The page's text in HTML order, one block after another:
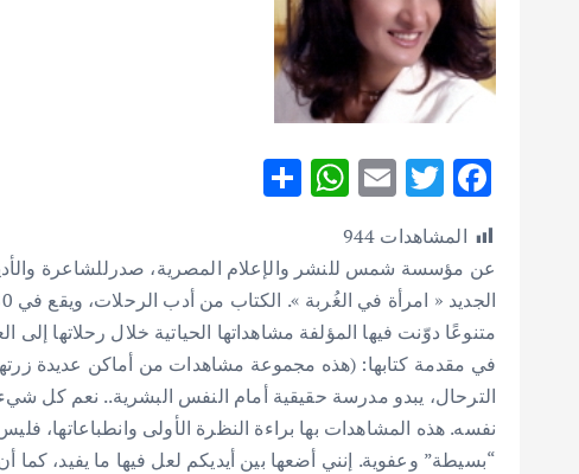
F
ac
e
b
o
o
k
T
w
it
te
r
E
ai
l
W
at
s
A
p
p
ar
e
المشاهدات 944
عن مؤسسة شمس للنشر والإعلام المصرية، صدرللشاعرة والأديبة
متنوعًا دوّنت فيها المؤلفة مشاهداتها الحياتية خلال رحلاتها
في مقدمة كتابها: (هذه مجموعة مشاهدات من أماكن عديدة
الترحال، يبدو مدرسة حقيقية أمام النفس البشرية.. نعم كل
نفسه. هذه المشاهدات بها براءة النظرة الأولى وانطباعاتها،
“بسيطة” وعفوية. إنني أضعها بين أيديكم لعل فيها ما يفيد،